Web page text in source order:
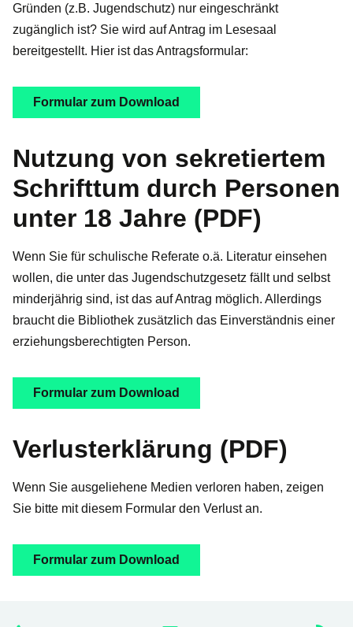
Gründen (z.B. Jugendschutz) nur eingeschränkt
zugänglich ist? Sie wird auf Antrag im Lesesaal
bereitgestellt. Hier ist das Antragsformular:
Formular zum Download
Nutzung von sekretiertem
Schrifttum durch Personen
unter 18 Jahre (PDF)
Wenn Sie für schulische Referate o.ä. Literatur einsehen
wollen, die unter das Jugendschutzgesetz fällt und selbst
minderjährig sind, ist das auf Antrag möglich. Allerdings
braucht die Bibliothek zusätzlich das Einverständnis einer
erziehungsberechtigten Person.
Formular zum Download
Verlusterklärung (PDF)
Wenn Sie ausgeliehene Medien verloren haben, zeigen
Sie bitte mit diesem Formular den Verlust an.
Formular zum Download